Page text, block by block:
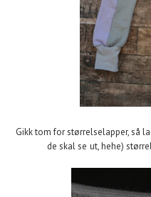
Gikk tom for størrelselapper, så
de skal se ut, hehe)